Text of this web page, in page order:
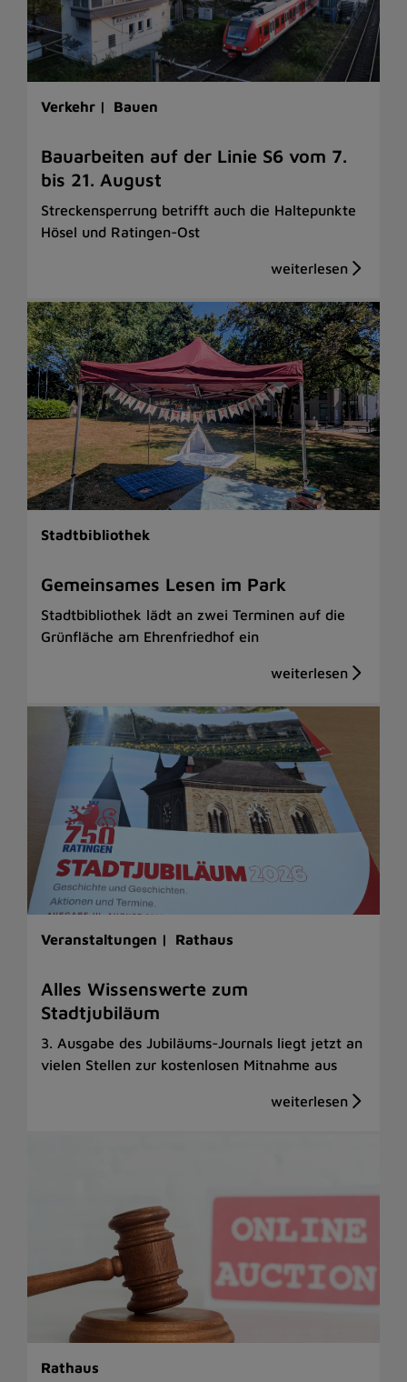
Verkehr | Bauen
Bauarbeiten auf der Linie S6 vom 7.
bis 21. August
Streckensperrung betrifft auch die Haltepunkte
Hösel und Ratingen-Ost
Stadtbibliothek
Gemeinsames Lesen im Park
Stadtbibliothek lädt an zwei Terminen auf die
Grünfläche am Ehrenfriedhof ein
Veranstaltungen | Rathaus
Alles Wissenswerte zum
Stadtjubiläum
3. Ausgabe des Jubiläums-Journals liegt jetzt an
vielen Stellen zur kostenlosen Mitnahme aus
Rathaus